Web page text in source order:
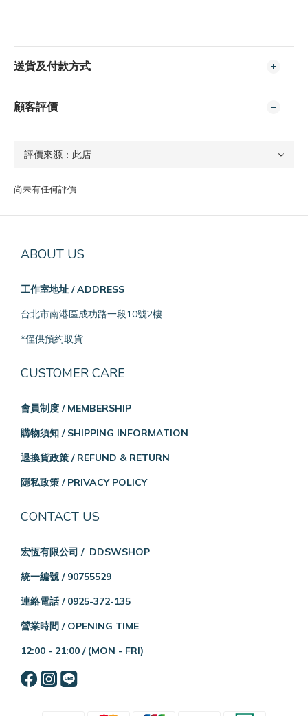
送貨及付款方式
顧客評價
尚未有任何評價
ABOUT US
工作室地址 / ADDRESS
台北市南港區成功路一段10號2樓
*僅供預約取貨
CUSTOMER CARE
會員制度 / MEMBERSHIP
購物須知 / SHIPPING INFORMATION
退換貨政策 / REFUND & RETURN
隱私政策 / PRIVACY POLICY
CONTACT US
宏恆有限公司 / DDSWSHOP
統一編號 / 90755529
連絡電話 / 0925-372-135
營業時間 / OPENING TIME
12:00 - 21:00 / (MON - FRI)